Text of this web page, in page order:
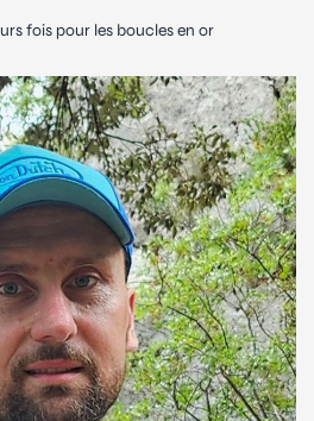
fois pour les boucles en or